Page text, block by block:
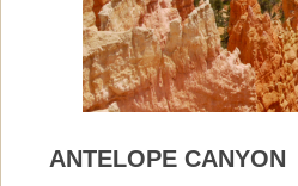
ANTELOPE CANYON